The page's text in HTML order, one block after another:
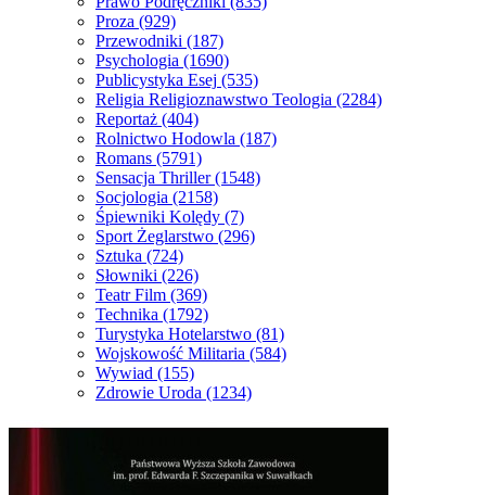
Proza (929)
Przewodniki (187)
Psychologia (1690)
Publicystyka Esej (535)
Religia Religioznawstwo Teologia (2284)
Reportaż (404)
Rolnictwo Hodowla (187)
Romans (5791)
Sensacja Thriller(1548)
Socjologia (2158)
Śpiewniki Kolędy (7)
Sport Żeglarstwo (296)
Sztuka (724)
Słowniki (226)
Teatr Film (369)
Technika (1792)
Turystyka Hotelarstwo (81)
Wojskowość Militaria (584)
Wywiad (155)
Zdrowie Uroda (1234)